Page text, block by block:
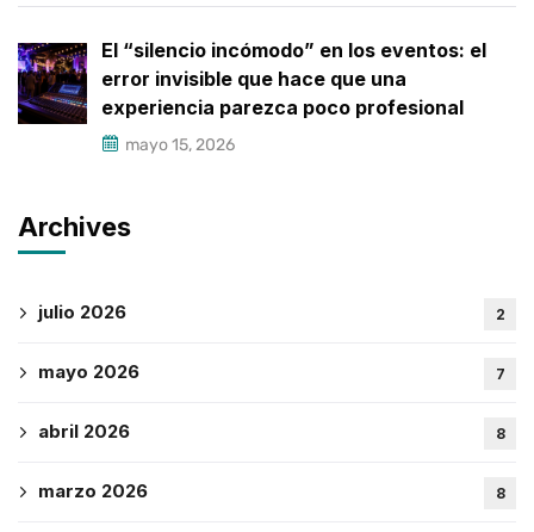
El “silencio incómodo” en los eventos: el
error invisible que hace que una
experiencia parezca poco profesional
mayo 15, 2026
Archives
julio 2026 2
mayo 2026 7
abril 2026 8
marzo 2026 8